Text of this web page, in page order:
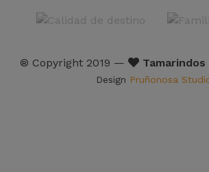
® Copyright 2019 — Tamarindos
Design Pruñonosa